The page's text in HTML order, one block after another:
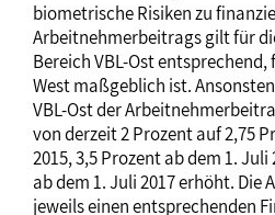
biometrische Risiken zu
Arbeitnehmerbeitrags gilt für
Bereich VBL-Ost
West maßgeblich ist.
VBL-Ost der
von derzeit 2 Prozent auf 2,75
2015, 3,5 Prozent ab dem 1.
ab dem 1. Juli 2017 erhöht. Die
jeweils einen entsprechenden